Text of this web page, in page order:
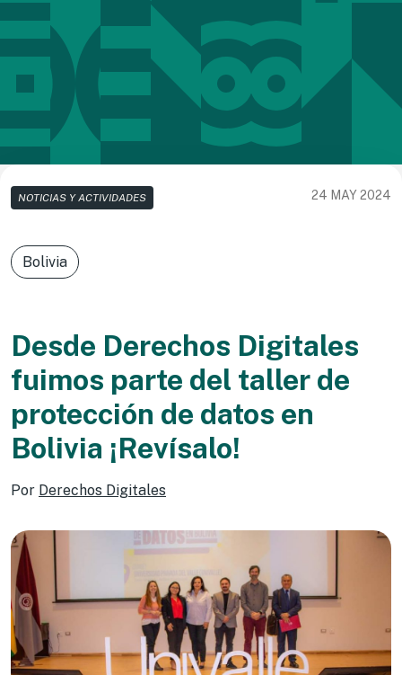
NOTICIAS Y ACTIVIDADES 24 MAY 2024
Bolivia
Desde Derechos Digitales
fuimos parte del taller de
protección de datos en
Bolivia ¡Revísalo!
Por Derechos Digitales